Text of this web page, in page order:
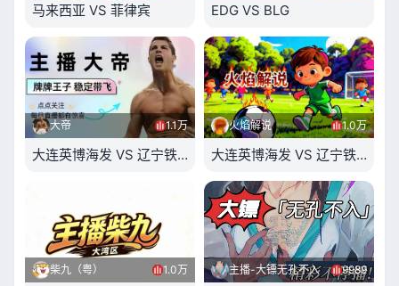
马来西亚 VS 菲律宾 EDG VS BLG
大帝 1.1万
大连英博海发 VS 辽宁铁人楠波湾
火焰解说 1.0万
大连英博海发 VS 辽宁铁人楠
柴九（粤） 1.0万 主播-大镖无孔不入 9989